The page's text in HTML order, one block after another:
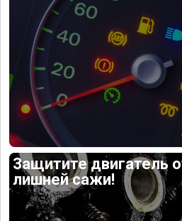
Защитите двигатель
лишней сажи!